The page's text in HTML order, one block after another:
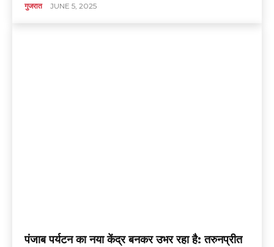
गुजरात JUNE 5, 2025
पंजाब पर्यटन का नया केंद्र बनकर उभर रहा है: तरुनप्रीत